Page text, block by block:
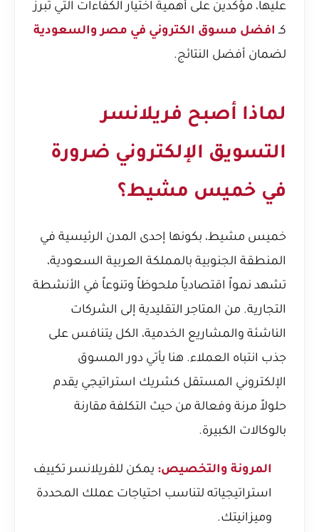
عليها، مؤكدين على أهمية اختيار الكفاءات التي تبرز
كـ افضل مسوق الكتروني في مصر والسعودية
لضمان أفضل النتائج.
لماذا أصبح فريلانسر
التسويق الإلكتروني ضرورة
في خميس مشيط؟
خميس مشيط، بكونها إحدى المدن الرئيسية في
المنطقة الجنوبية بالمملكة العربية السعودية،
تشهد نمواً اقتصادياً ملحوظاً وتنوعاً في الأنشطة
التجارية. من المتاجر التقليدية إلى الشركات
الناشئة والمشاريع الخدمية، الكل يتنافس على
جذب انتباه العملاء. هنا يأتي دور المسوق
الإلكتروني المستقل كشريك استراتيجي يقدم
حلولاً مرنة وفعالة من حيث التكلفة مقارنة
بالوكالات الكبيرة.
المرونة والتخصيص: يمكن للفريلانسر تكييف
استراتيجياته لتناسب احتياجات عملك المحددة
وميزانيتك.